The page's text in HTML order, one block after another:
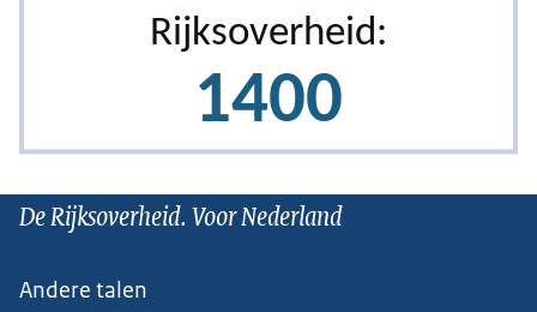
De Rijksoverheid. Voor Nederland
Andere talen